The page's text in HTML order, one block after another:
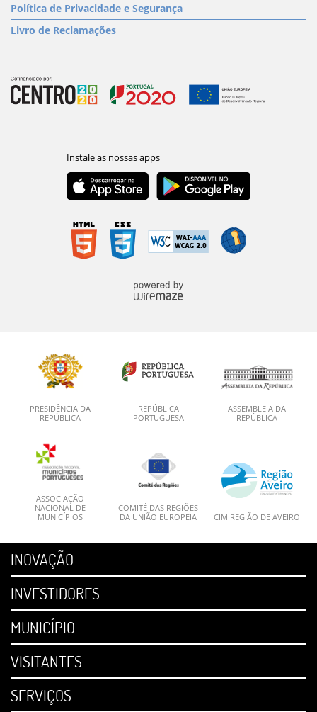
Política de Privacidade e Segurança
Livro de Reclamações
PRESIDÊNCIA DA
REPÚBLICA
REPÚBLICA
PORTUGUESA
ASSEMBLEIA DA
REPÚBLICA
ASSOCIAÇÃO
NACIONAL DE
MUNICÍPIOS
COMITÉ DAS REGIÕES
DA UNIÃO EUROPEIA
CIM REGIÃO DE AVEIRO
INOVAÇÃO
INVESTIDORES
MUNICÍPIO
VISITANTES
SERVIÇOS